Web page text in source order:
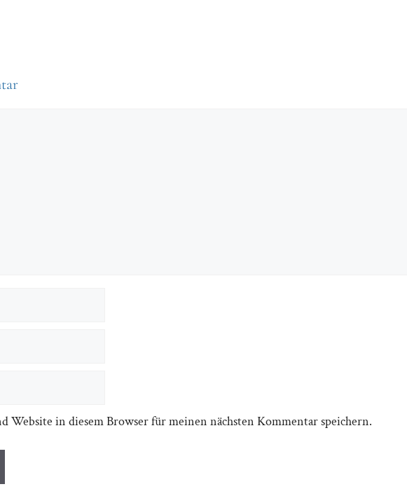
Website in diesem Browser für meinen nächsten Kommentar speichern.